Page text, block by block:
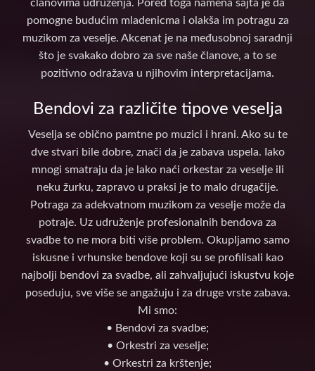
članovima udruženja. Pored toga namena sajta je da
pomogne budućim mladenicma i olakša im potragu za
muzikom za veselje. Akcenat je na međusobnoj saradnji
što je svakako dobro za sve naše članove, a to se
pozitivno odražava u njihovim interpretacijama.
Bendovi za različite tipove veselja
Veselja se obično pamtne po muzici i hrani. Ako su te
dve stvari bile dobre, znači da je zabava uspela. Iako
mnogi smatraju da je lako naći orkestar za veselje ili
neku žurku, zapravo u praksi je to malo drugačije.
Potraga za adekvatnom muzikom za veselje može da
potraje. Uz udruženje profesionalnih bendova za
svadbe to ne mora biti više problem. Okupljamo samo
iskusne i vrhunske bendove koji su se profilisali kao
najbolji bendovi za svadbe, ali zahvaljujući iskustvu koje
poseduju, sve više se angažuju i za druge vrste zabava.
Mi smo:
• Bendovi za svadbe;
• Orkestri za veselje;
• Orkestri za krštenje;